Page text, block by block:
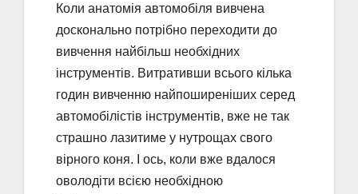
Коли анатомія автомобіля вивчена
досконально потрібно переходити до
вивчення найбільш необхідних
інструментів. Витративши всього кілька
годин вивченню найпоширеніших серед
автомобілістів інструментів, вже не так
страшно лазитиме у нутрощах свого
вірного коня. І ось, коли вже вдалося
оволодіти всією необхідною